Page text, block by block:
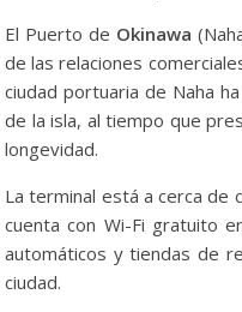
El Puerto de Okinawa
de las relaciones
ciudad portuaria de Naha
de la isla, al tiempo que
longevidad.
La terminal está a cerca de
cuenta con Wi-Fi gratuito
automáticos y tiendas de
ciudad.